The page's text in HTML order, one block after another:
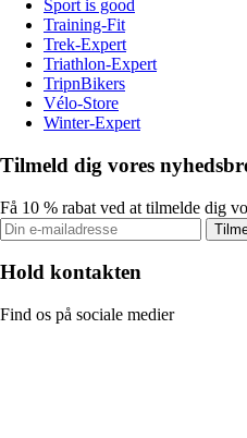
Sport is good
Training-Fit
Trek-Expert
Triathlon-Expert
TripnBikers
Vélo-Store
Winter-Expert
Tilmeld dig vores
Få 10 % rabat ved at tilmelde dig
Hold kontakten
Find os på sociale medier